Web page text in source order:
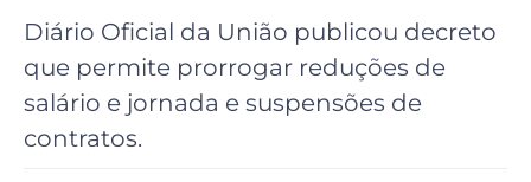
Diário Oficial da União publicou decreto
que permite prorrogar reduções de
salário e jornada e suspensões de
contratos.